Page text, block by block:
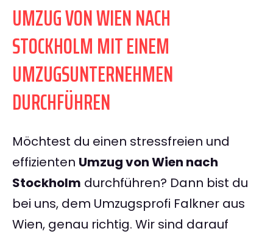
UMZUG VON WIEN NACH
STOCKHOLM MIT EINEM
UMZUGSUNTERNEHMEN
DURCHFÜHREN
Möchtest du einen stressfreien und
effizienten Umzug von Wien nach
Stockholm durchführen? Dann bist du
bei uns, dem Umzugsprofi Falkner aus
Wien, genau richtig. Wir sind darauf